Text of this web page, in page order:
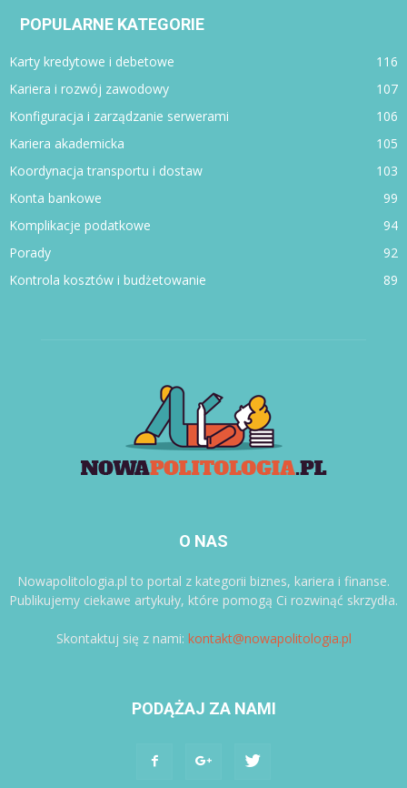
POPULARNE KATEGORIE
Karty kredytowe i debetowe
116
Kariera i rozwój zawodowy
107
Konfiguracja i zarządzanie serwerami
106
Kariera akademicka
105
Koordynacja transportu i dostaw
103
Konta bankowe
99
Komplikacje podatkowe
94
Porady
92
Kontrola kosztów i budżetowanie
89
O NAS
Nowapolitologia.pl to portal z kategorii biznes, kariera i finanse.
Publikujemy ciekawe artykuły, które pomogą Ci rozwinąć skrzydła.
Skontaktuj się z nami: kontakt@nowapolitologia.pl
PODĄŻAJ ZA NAMI